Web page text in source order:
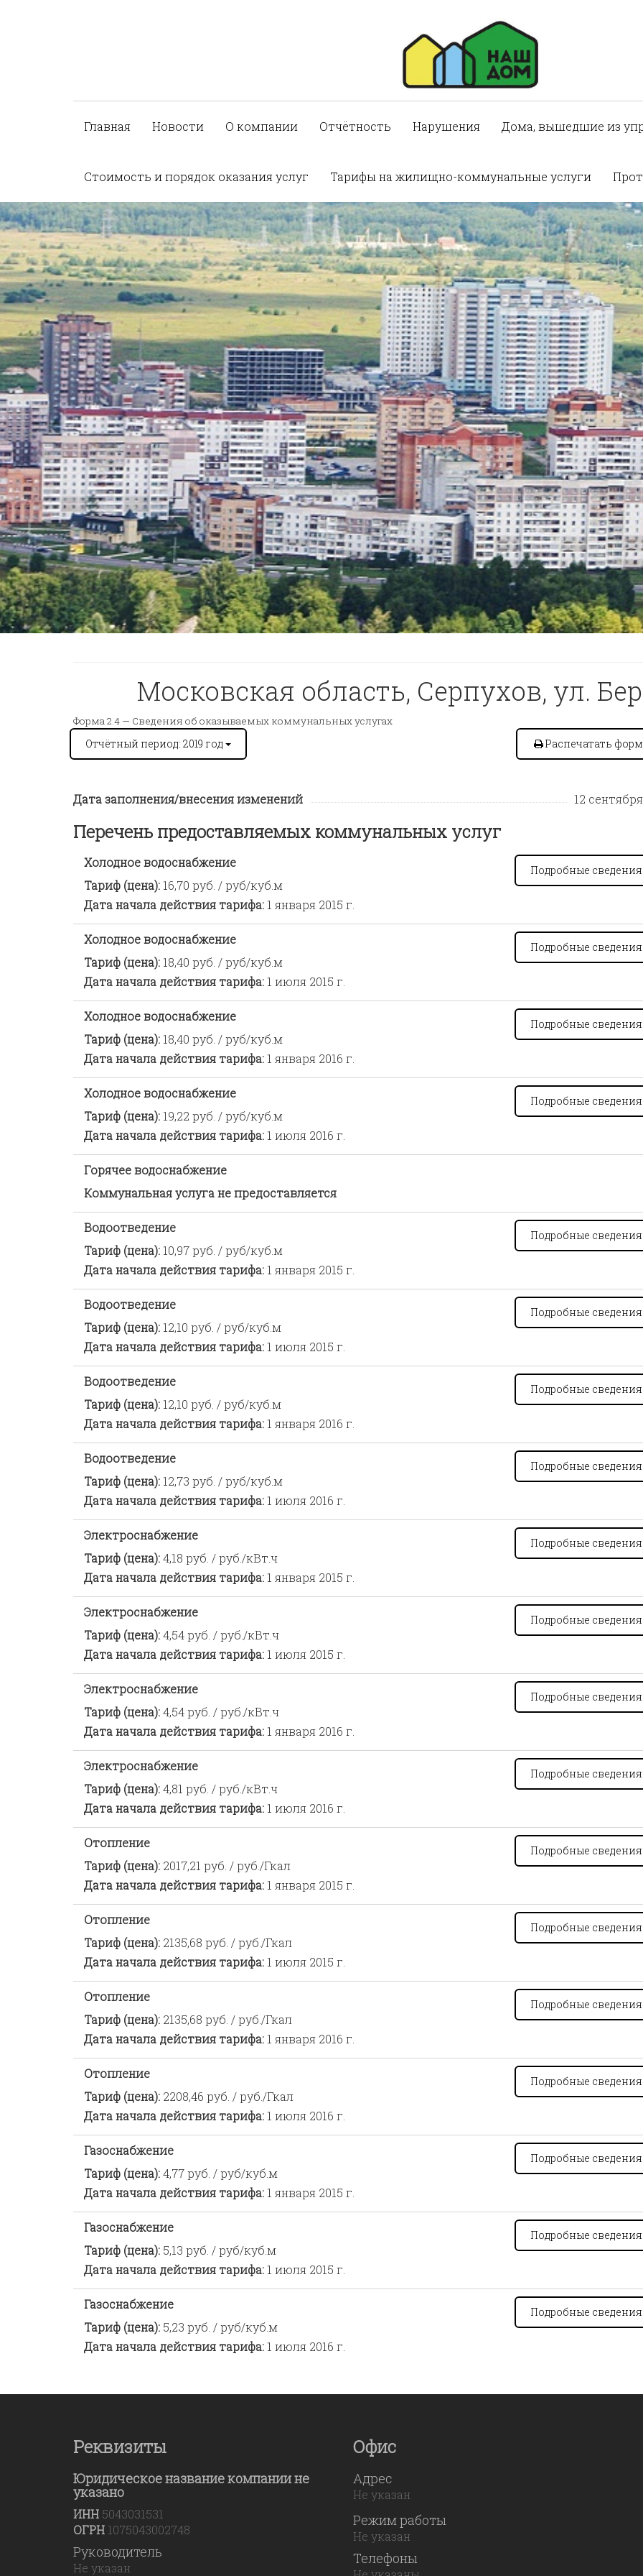
Главная Новости О компании Отчётность Нарушения Дома, вышедшие из
Стоимость и порядок оказания услуг Тарифы на жилищно-коммунальные услуги
Московская область, Серпухов, ул.
Форма 2.4 — Сведения об оказываемых коммунальных услугах
Отчётный период: 2019 год Распечатать
Дата заполнения/внесения изменений 12 сентября
Перечень предоставляемых коммунальных услуг
Холодное водоснабжение
Тариф (цена): 16,70 руб. / руб/куб.м
Дата начала действия тарифа: 1 января 2015 г.
Подробные сведения
Холодное водоснабжение
Тариф (цена): 18,40 руб. / руб/куб.м
Дата начала действия тарифа: 1 июля 2015 г.
Подробные сведения
Холодное водоснабжение
Тариф (цена): 18,40 руб. / руб/куб.м
Дата начала действия тарифа: 1 января 2016 г.
Подробные сведения
Холодное водоснабжение
Тариф (цена): 19,22 руб. / руб/куб.м
Дата начала действия тарифа: 1 июля 2016 г.
Подробные сведения
Горячее водоснабжение
Коммунальная услуга не предоставляется
Водоотведение
Тариф (цена): 10,97 руб. / руб/куб.м
Дата начала действия тарифа: 1 января 2015 г.
Подробные сведения
Водоотведение
Тариф (цена): 12,10 руб. / руб/куб.м
Дата начала действия тарифа: 1 июля 2015 г.
Подробные сведения
Водоотведение
Тариф (цена): 12,10 руб. / руб/куб.м
Дата начала действия тарифа: 1 января 2016 г.
Подробные сведения
Водоотведение
Тариф (цена): 12,73 руб. / руб/куб.м
Дата начала действия тарифа: 1 июля 2016 г.
Подробные сведения
Электроснабжение
Тариф (цена):4,18 руб. / руб./кВт.ч
Дата начала действия тарифа: 1 января 2015 г.
Подробные сведения
Электроснабжение
Тариф (цена):4,54 руб. / руб./кВт.ч
Дата начала действия тарифа: 1 июля 2015 г.
Подробные сведения
Электроснабжение
Тариф (цена):4,54 руб. / руб./кВт.ч
Дата начала действия тарифа: 1 января 2016 г.
Подробные сведения
Электроснабжение
Тариф (цена):4,81 руб. / руб./кВт.ч
Дата начала действия тарифа: 1 июля 2016 г.
Подробные сведения
Отопление
Тариф (цена): 2017,21 руб. / руб./Гкал
Дата начала действия тарифа: 1 января 2015 г.
Подробные сведения
Отопление
Тариф (цена): 2135,68 руб. / руб./Гкал
Дата начала действия тарифа: 1 июля 2015 г.
Подробные сведения
Отопление
Тариф (цена): 2135,68 руб. / руб./Гкал
Дата начала действия тарифа: 1 января 2016 г.
Подробные сведения
Отопление
Тариф (цена): 2208,46 руб. / руб./Гкал
Дата начала действия тарифа: 1 июля 2016 г.
Подробные сведения
Газоснабжение
Тариф (цена):4,77 руб. / руб/куб.м
Дата начала действия тарифа: 1 января 2015 г.
Подробные сведения
Газоснабжение
Тариф (цена): 5,13 руб. / руб/куб.м
Дата начала действия тарифа: 1 июля 2015 г.
Подробные сведения
Газоснабжение
Тариф (цена): 5,23 руб. / руб/куб.м
Дата начала действия тарифа: 1 июля 2016 г.
Подробные сведения
Реквизиты
Юридическое название компании не
указано
ИНН 5043031531
ОГРН 1075043002748
Руководитель
Не указан
Офис
Адрес
Не указан
Режим работы
Не указан
Телефоны